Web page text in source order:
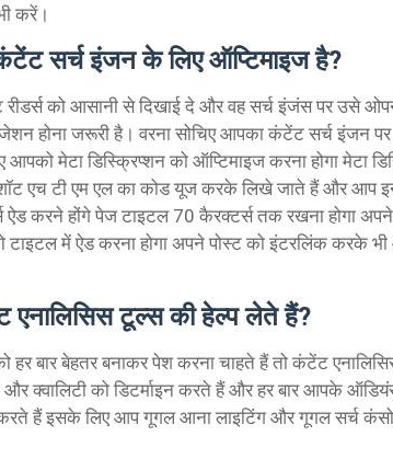
करें।
सर्च इंजन के लिए ऑप्टिमाइज है?
को आसानी से दिखाई दे और वह सर्च इंजंस पर उसे
होना जरूरी है। वरना सोचिए आपका कंटेंट सर्च इंजन
मेटा डिस्क्रिप्शन को ऑप्टिमाइज करना होगा मेटा
शॉट एच टी एम एल का कोड यूज करके लिखे जाते हैं और आप
ऐड करने होंगे पेज टाइटल 70 कैरक्टर्स तक रखना होगा
में ऐड करना होगा अपने पोस्ट को इंटरलिंक करके
टूल्स की हेल्प लेते हैं?
बार बेहतर बनाकर पेश करना चाहते हैं तो कंटेंट
और क्वालिटी को डिटर्माइन करते हैं और हर बार आपके
हैं इसके लिए आप गूगल आना लाइटिंग और गूगल सर्च